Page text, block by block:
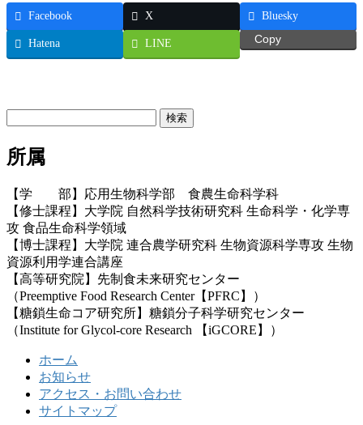
Facebook X Bluesky
Hatena LINE Copy
所属
【学 部】応用生物科学部 食農生命科学科
【修士課程】大学院 自然科学技術研究科 生命科学・化学専
攻 食品生命科学領域
【博士課程】大学院 連合農学研究科 生物資源科学専攻 生物
資源利用学連合講座
【高等研究院】先制食未来研究センター
（Preemptive Food Research Center【PFRC】）
【糖鎖生命コア研究所】糖鎖分子科学研究センター
（Institute for Glycol-core Research 【iGCORE】）
ホーム
お知らせ
アクセス・お問い合わせ
サイトマップ